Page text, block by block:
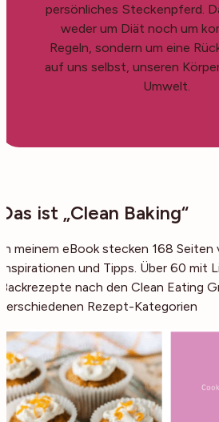
persönliches Steckenpferd.
weder um Diät noch um
Regeln, sondern um eine
auf uns selbst, unseren
Umwelt.
Das ist „Clean Baking“
In meinem eBook stecken 168 Seiten
Inspirationen und Tipps. Über 60 mit
Backrezepte nach den Clean Eating
verschiedenen Rezept-Kategorien